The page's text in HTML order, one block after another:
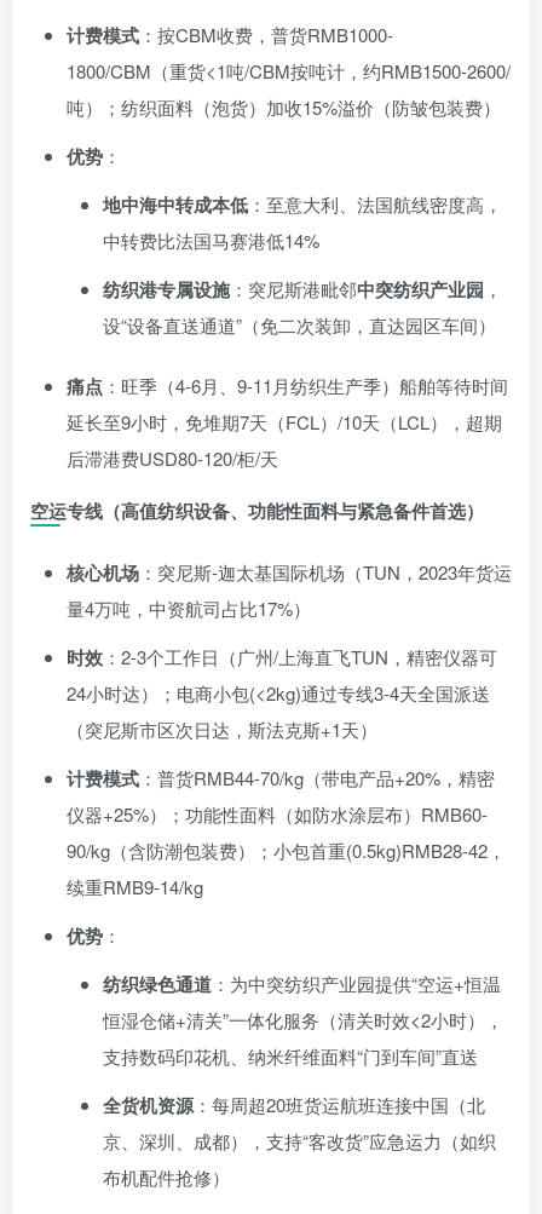
计费模式 ：按CBM收费，普货RMB1000-
1800/CBM（重货<1吨/CBM按吨计，约RMB1500-2600/
吨）；纺织面料（泡货）加收15%溢价（防皱包装费）
优势 ：
地中海中转成本低 ：至意大利、法国航线密度高，
中转费比法国马赛港低14%
纺织港专属设施：突尼斯港毗邻中突纺织产业园 ，
设“设备直送通道”（免二次装卸，直达园区车间）
痛点 ：旺季（4-6月、9-11月纺织生产季）船舶等待时间
延长至9小时，免堆期7天（FCL）/10天（LCL），超期
后滞港费USD80-120/柜/天
空运专线 （高值纺织设备、功能性面料与紧急备件首选）
核心机场 ：突尼斯-迦太基国际机场（TUN，2023年货运
量4万吨，中资航司占比17%）
时效 ：2-3个工作日（广州/上海直飞TUN，精密仪器可
24小时达）；电商小包(<2kg)通过专线3-4天全国派送
（突尼斯市区次日达，斯法克斯+1天）
计费模式 ：普货RMB44-70/kg（带电产品+20%，精密
仪器+25%）；功能性面料（如防水涂层布）RMB60-
90/kg（含防潮包装费）；小包首重(0.5kg)RMB28-42，
续重RMB9-14/kg
优势 ：
纺织绿色通道 ：为中突纺织产业园提供“空运+恒温
恒湿仓储+清关”一体化服务（清关时效<2小时），
支持数码印花机、纳米纤维面料“门到车间”直送
全货机资源：每周超20班货运航班连接中国（北
京、深圳、成都），支持“客改货”应急运力（如织
布机配件抢修）